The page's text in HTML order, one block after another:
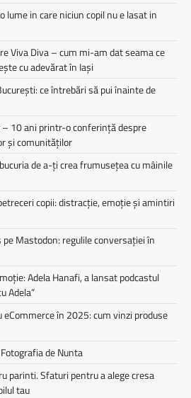
lume in care niciun copil nu e lasat in
Viva Diva – cum mi-am dat seama ce
cu adevărat în Iași
ce întrebări să pui înainte de
10 ani printr-o conferință despre
și comunităților
de a-ți crea frumusețea cu mâinile
copii: distracție, emoție și amintiri
Mastodon: regulile conversației în
Adela Hanafi, a lansat podcastul
Adela”
în 2025: cum vinzi produse
de Nunta
parinti. Sfaturi pentru a alege cresa
tau